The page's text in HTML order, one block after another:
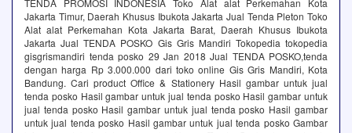
TENDA PROMOSI INDONESIA Toko Alat alat Perkemahan Kota
Jakarta Timur, Daerah Khusus Ibukota Jakarta Jual Tenda Pleton Toko
Alat alat Perkemahan Kota Jakarta Barat, Daerah Khusus Ibukota
Jakarta Jual TENDA POSKO Gis Gris Mandiri Tokopedia tokopedia
gisgrismandiri tenda posko 29 Jan 2018 Jual TENDA POSKO,tenda
dengan harga Rp 3.000.000 dari toko online Gis Gris Mandiri, Kota
Bandung. Cari product Office & Stationery Hasil gambar untuk jual
tenda posko Hasil gambar untuk jual tenda posko Hasil gambar untuk
jual tenda posko Hasil gambar untuk jual tenda posko Hasil gambar
untuk jual tenda posko Hasil gambar untuk jual tenda posko Gambar